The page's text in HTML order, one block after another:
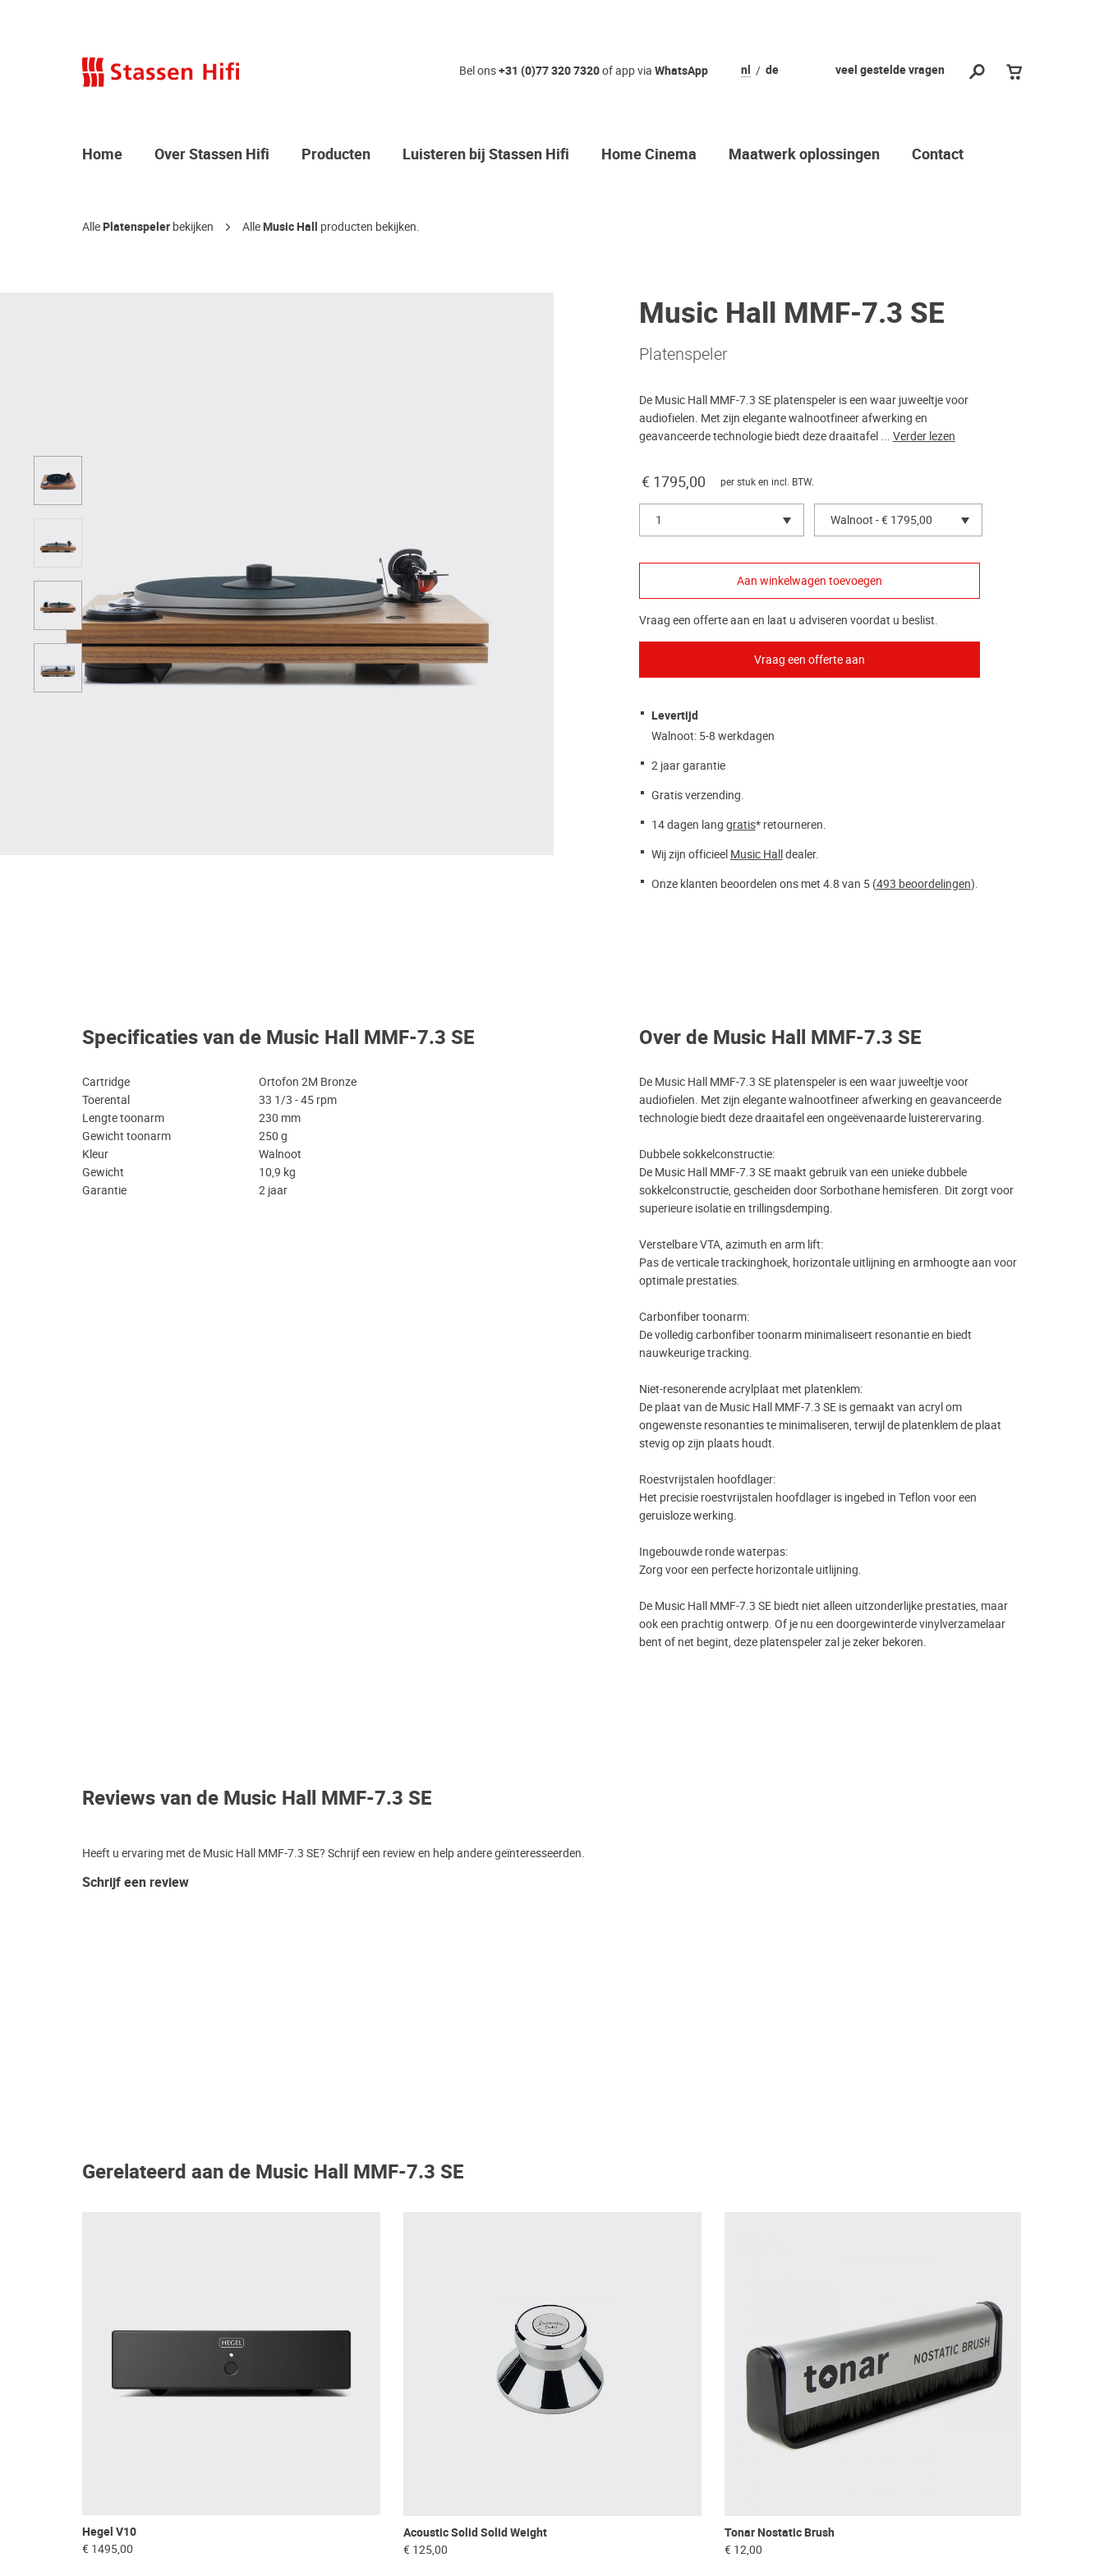
veel gestelde vragen
nl de
Bel ons+31 (0)77 320 7320of app via WhatsApp
Home Over Stassen Hifi Producten Luisteren bij Stassen Hifi Home Cinema Maatwerk oplossingen Contact
AllePlatenspeler bekijken AlleMusic Hall producten bekijken.
Music Hall MMF-7.3 SE
Platenspeler
De Music Hall MMF-7.3 SE platenspeler is een waar juweeltje voor
audiofielen. Met zijn elegante walnootfineer afwerking en
geavanceerde technologie biedt deze draaitafel ... Verder lezen
€ 1795,00 per stuk en incl. BTW.
1 Walnoot - € 1795,00
Vraag een offerte aan en laat u adviseren voordat u beslist.
Levertijd
Walnoot: 5-8 werkdagen
2 jaar garantie
Gratis verzending.
14 dagen lang gratis* retourneren.
Wij zijn officieel Music Halldealer.
Onze klanten beoordelen ons met 4.8 van 5 (493 beoordelingen).
Specificaties van de Music Hall MMF-7.3 SE
Cartridge
Ortofon 2M Bronze
Toerental
33 1/3 - 45 rpm
Lengte toonarm
230 mm
Gewicht toonarm
250 g
Kleur
Walnoot
Gewicht
10,9 kg
Garantie
2 jaar
Over de Music Hall MMF-7.3 SE
De Music Hall MMF-7.3 SE platenspeler is een waar juweeltje voor
audiofielen. Met zijn elegante walnootfineer afwerking en geavanceerde
technologie biedt deze draaitafel een ongeëvenaarde luisterervaring.
Dubbele sokkelconstructie:
De Music Hall MMF-7.3 SE maakt gebruik van een unieke dubbele
sokkelconstructie, gescheiden door Sorbothane hemisferen. Dit zorgt voor
superieure isolatie en trillingsdemping.
Verstelbare VTA, azimuth en arm lift:
Pas de verticale trackinghoek, horizontale uitlijning en armhoogte aan voor
optimale prestaties.
Carbonfiber toonarm:
De volledig carbonfiber toonarm minimaliseert resonantie en biedt
nauwkeurige tracking.
Niet-resonerende acrylplaat met platenklem:
De plaat van de Music Hall MMF-7.3 SE is gemaakt van acryl om
ongewenste resonanties te minimaliseren, terwijl de platenklem de plaat
stevig op zijn plaats houdt.
Roestvrijstalen hoofdlager:
Het precisie roestvrijstalen hoofdlager is ingebed in Teflon voor een
geruisloze werking.
Ingebouwde ronde waterpas:
Zorg voor een perfecte horizontale uitlijning.
De Music Hall MMF-7.3 SE biedt niet alleen uitzonderlijke prestaties, maar
ook een prachtig ontwerp. Of je nu een doorgewinterde vinylverzamelaar
bent of net begint, deze platenspeler zal je zeker bekoren.
Reviews van de Music Hall MMF-7.3 SE
Heeft u ervaring met de Music Hall MMF-7.3 SE? Schrijf een review en help andere geïnteresseerden.
Schrijf een review
Gerelateerd aan de Music Hall MMF-7.3 SE
Hegel V10
€ 1495,00
Acoustic Solid Solid Weight
€ 125,00
Tonar Nostatic Brush
€ 12,00